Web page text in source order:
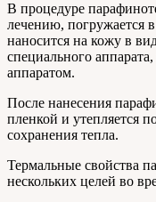
В процедуре
лечению, погружается
наносится на кожу в
специального
аппаратом.
После нанесения
пленкой и утепляется
сохранения тепла.
Термальные свойства
нескольких целей во